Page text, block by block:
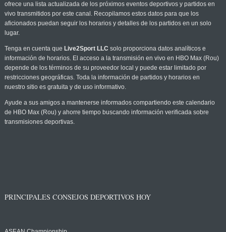
ofrece una lista actualizada de los próximos eventos deportivos y partidos en
vivo transmitidos por este canal. Recopilamos estos datos para que los
aficionados puedan seguir los horarios y detalles de los partidos en un solo
lugar.
Tenga en cuenta que Live2Sport LLC solo proporciona datos analíticos e
información de horarios. El acceso a la transmisión en vivo en HBO Max (Rou)
depende de los términos de su proveedor local y puede estar limitado por
restricciones geográficas. Toda la información de partidos y horarios en
nuestro sitio es gratuita y de uso informativo.
Ayude a sus amigos a mantenerse informados compartiendo este calendario
de HBO Max (Rou) y ahorre tiempo buscando información verificada sobre
transmisiones deportivas.
PRINCIPALES CONSEJOS DEPORTIVOS HOY